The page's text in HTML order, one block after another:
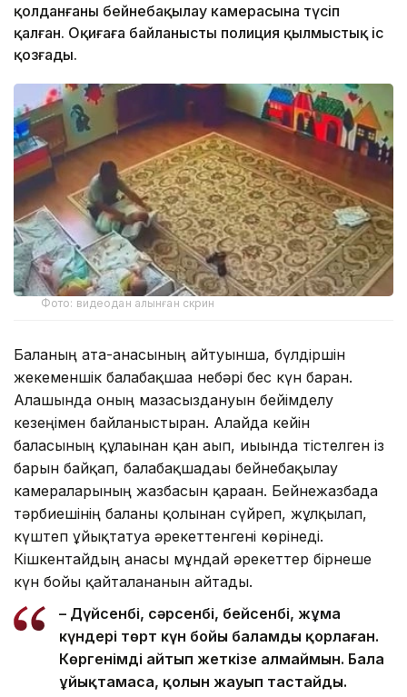
қолданғаны бейнебақылау камерасына түсіп
қалған. Оқиғаға байланысты полиция қылмыстық іс
қозғады.
Фото: видеодан алынған скрин
Баланың ата-анасының айтуынша, бүлдіршін
жекеменшік балабақшаға небәрі бес күн барған.
Алғашында оның мазасыздануын бейімделу
кезеңімен байланыстырған. Алайда кейін
баласының құлағынан қан ағып, иығында тістелген із
барын байқап, балабақшадағы бейнебақылау
камераларының жазбасын қараған. Бейнежазбада
тәрбиешінің баланы қолынан сүйреп, жұлқылап,
күштеп ұйықтатуға әрекеттенгені көрінеді.
Кішкентайдың анасы мұндай әрекеттер бірнеше
күн бойы қайталанғанын айтады.
– Дүйсенбі, сәрсенбі, бейсенбі, жұма
күндері төрт күн бойы баламды қорлаған.
Көргенімді айтып жеткізе алмаймын. Бала
ұйықтамаса, қолын жауып тастайды.